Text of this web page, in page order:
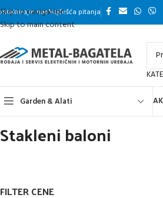
Skip to navigation
Skip to main content
nasNajčešća pitanja
Garden & Alati
Stakleni baloni
FILTER CENE